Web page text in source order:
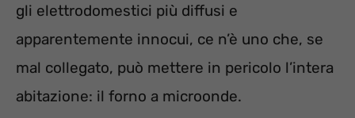
gli elettrodomestici più diffusi e
apparentemente innocui, ce n’è uno che, se
mal collegato, può mettere in pericolo l’intera
abitazione: il forno a microonde.